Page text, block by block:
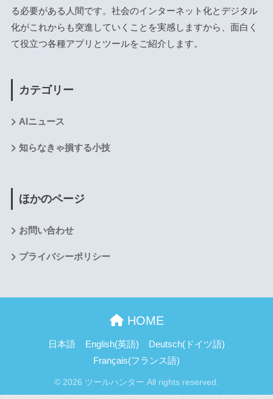
る必要がある人間です。社会のインターネット化とデジタル
化がこれからも突進していくことを実感しますから、面白く
て役立つ各種アプリとツールをご紹介します。
カテゴリー
AIニュース
知らなきゃ損する小技
ほかのページ
お問い合わせ
プライバシーポリシー
HOME
日本語 English(英語) Deutsch( ドイツ語)
Français(フランス語)
© 2026 ツールハンター All rights reserved.